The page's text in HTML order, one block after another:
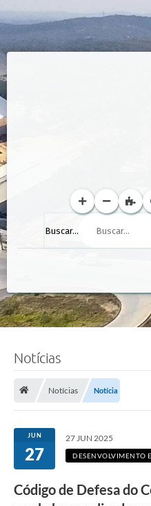
Buscar...
Notícias
Notícias Notícia
JUN
27
27 JUN 2025
DESENVOLVIMENTO
Código de Defesa do